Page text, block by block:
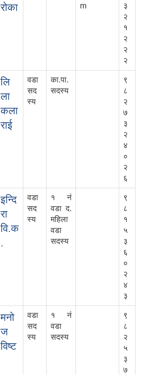
रोका
m
३
२
१
२
२
२
लि
ला
कला
राई
वडा
सद
स्य
का.पा.
सदस्य
९
८
२
७
३
२
४
०
२
६
इन्दि
रा
वि.क
.
वडा
सद
स्य
१ नं
वडा द.
महिला
वडा
सदस्य
९
८
१
५
३
६
०
२
४
३
मनो
ज
विष्ट
वडा
सद
स्य
१ नं
वडा
सदस्य
९
८
२
५
३
७